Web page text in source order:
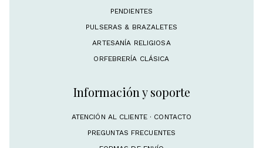
PENDIENTES
PULSERAS & BRAZALETES
ARTESANÍA RELIGIOSA
ORFEBRERÍA CLÁSICA
Información y soporte
ATENCIÓN AL CLIENTE · CONTACTO
PREGUNTAS FRECUENTES